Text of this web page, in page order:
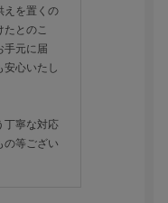
えを置くの
とのこ
手元に届
安心いたし
丁寧な対応
の等ござい